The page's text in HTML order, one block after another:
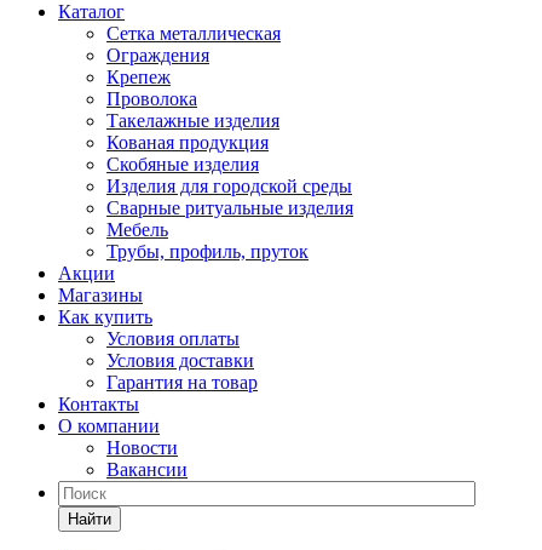
Каталог
Сетка металлическая
Ограждения
Крепеж
Проволока
Такелажные изделия
Кованая продукция
Скобяные изделия
Изделия для городской среды
Сварные ритуальные изделия
Мебель
Трубы, профиль, пруток
Акции
Магазины
Как купить
Условия оплаты
Условия доставки
Гарантия на товар
Контакты
О компании
Новости
Вакансии
Найти